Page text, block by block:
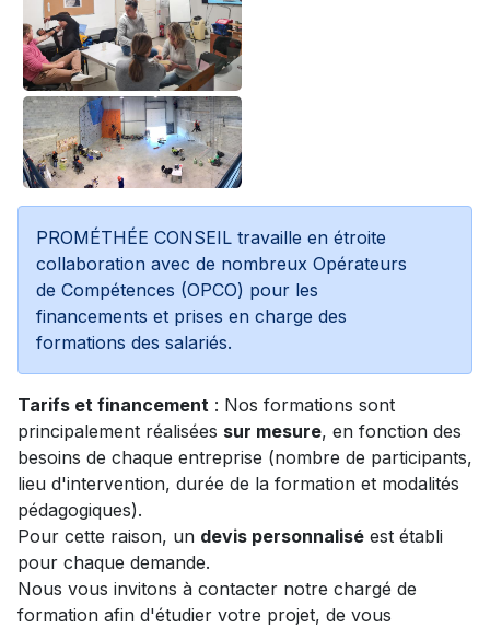
PROMÉTHÉE CONSEIL travaille en étroite
collaboration avec de nombreux Opérateurs
de Compétences (OPCO) pour les
financements et prises en charge des
formations des salariés.
Tarifs et financement : Nos formations sont
principalement réalisées sur mesure, en fonction des
besoins de chaque entreprise (nombre de participants,
lieu d'intervention, durée de la formation et modalités
pédagogiques).
Pour cette raison, un devis personnalisé est établi
pour chaque demande.
Nous vous invitons à contacter notre chargé de
formation afin d'étudier votre projet, de vous